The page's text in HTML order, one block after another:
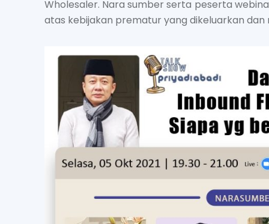
Wholesaler. Nara sumber serta peserta
atas kebijakan prematur yang dikeluarkan